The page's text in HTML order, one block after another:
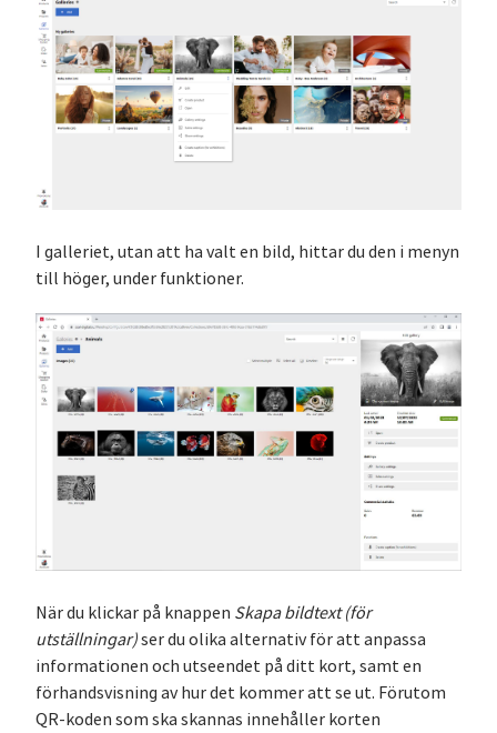
I galleriet, utan att ha valt en bild, hittar du den i menyn
till höger, under funktioner.
När du klickar på knappen Skapa bildtext (för
utställningar)ser du olika alternativ för att anpassa
informationen och utseendet på ditt kort, samt en
förhandsvisning av hur det kommer att se ut. Förutom
QR-koden som ska skannas innehåller korten